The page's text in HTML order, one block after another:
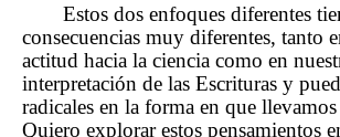
Estos dos enfoques diferentes
consecuencias muy diferentes, tanto
actitud hacia la ciencia como en
interpretación de las Escrituras y
radicales en la forma en que
Quiero explorar estos pensamientos